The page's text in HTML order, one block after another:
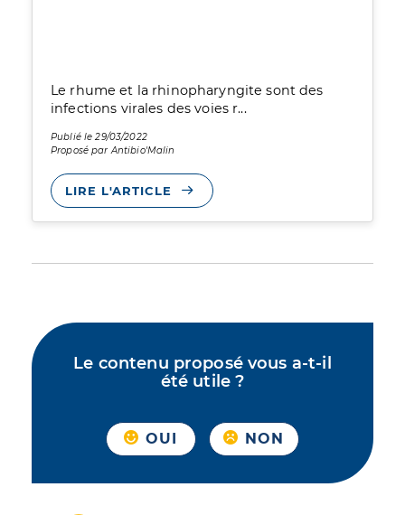
Le rhume et la rhinopharyngite sont des
infections virales des voies r...
Publié le 29/03/2022
Proposé par Antibio'Malin
LIRE L'ARTICLE
Le contenu proposé vous a-t-il
été utile ?
OUI NON